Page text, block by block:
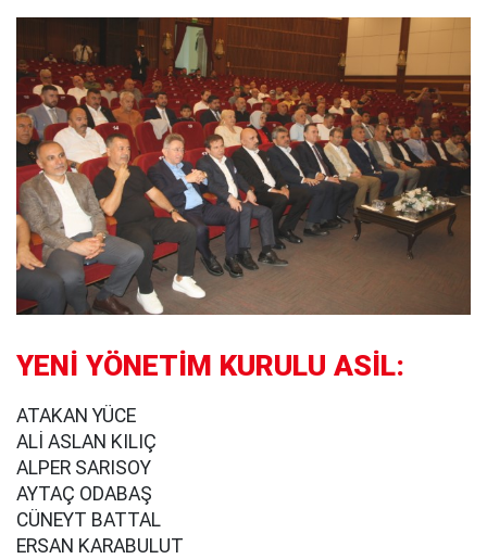
YENİ YÖNETİM KURULU ASİL:
ATAKAN YÜCE
ALİ ASLAN KILIÇ
ALPER SARISOY
AYTAÇ ODABAŞ
CÜNEYT BATTAL
ERSAN KARABULUT